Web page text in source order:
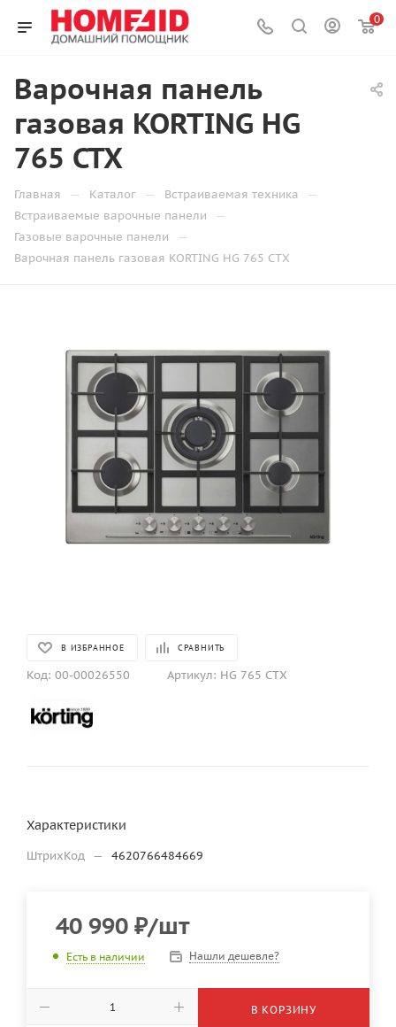
0
Варочная панель
газовая KORTING HG
765 CTX
Главная — Каталог — Встраиваемая техника —
Встраиваемые варочные панели —
Газовые варочные панели —
Варочная панель газовая KORTING HG 765 CTX
В ИЗБРАННОЕ СРАВНИТЬ
Код: 00-00026550 Артикул: HG 765 CTX
Характеристики
ШтрихКод — 4620766484669
40 990 ₽/шт
Есть в наличии Нашли дешевле?
В КОРЗИНУ